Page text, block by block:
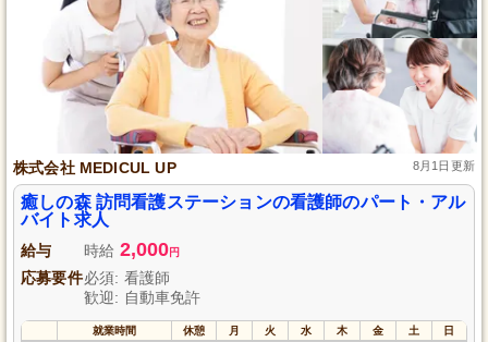
株式会社 MEDICUL UP 8月1日更新
癒しの森 訪問看護ステーションの看護師のパート・アル
バイト求人
給与 時給 2,000円
応募要件必須: 看護師
歓迎: 自動車免許
就業時間 休憩 月 火 水 木 金 土 日